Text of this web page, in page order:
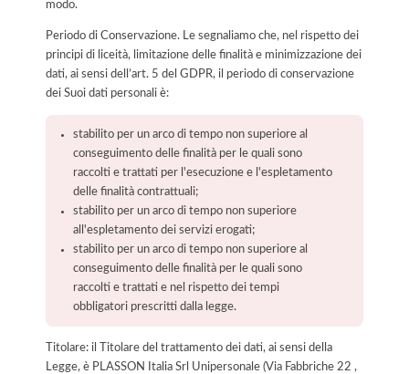
modo.
Periodo di Conservazione. Le segnaliamo che, nel rispetto dei
principi di liceità, limitazione delle finalità e minimizzazione dei
dati, ai sensi dell’art. 5 del GDPR, il periodo di conservazione
dei Suoi dati personali è:
stabilito per un arco di tempo non superiore al
conseguimento delle finalità per le quali sono
raccolti e trattati per l'esecuzione e l'espletamento
delle finalità contrattuali;
stabilito per un arco di tempo non superiore
all'espletamento dei servizi erogati;
stabilito per un arco di tempo non superiore al
conseguimento delle finalità per le quali sono
raccolti e trattati e nel rispetto dei tempi
obbligatori prescritti dalla legge.
Titolare: il Titolare del trattamento dei dati, ai sensi della
Legge, è PLASSON Italia Srl Unipersonale (Via Fabbriche 22 ,